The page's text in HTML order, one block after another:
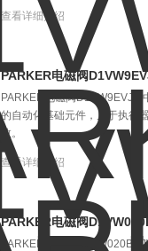
查看详细介绍
PARKER电磁阀
PARKER电磁阀D1VW9EVJP
的自动化基础元件，属于执行
数。
查看详细介绍
PARKER电磁阀
PARKER电磁阀